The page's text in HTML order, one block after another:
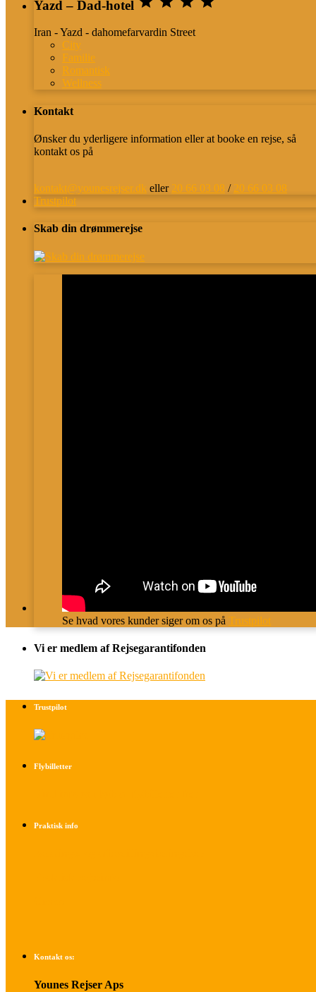
Yazd – Dad-hotel
Iran - Yazd - dahomefarvardin Street
City
Familie
Romantisk
Wellness
Kontakt
Ønsker du yderligere information eller at booke en rejse, så
kontakt os på
kontakt@younesrejser.dk eller 20 66 03 08 / 20 66 03 08
Trustpilot
Skab din drømmerejse
Se hvad vores kunder siger om os på Trustpilot
Vi er medlem af Rejsegarantifonden
Trustpilot
Flybilletter
Praktisk info
Kontakt os:
Younes Rejser Aps